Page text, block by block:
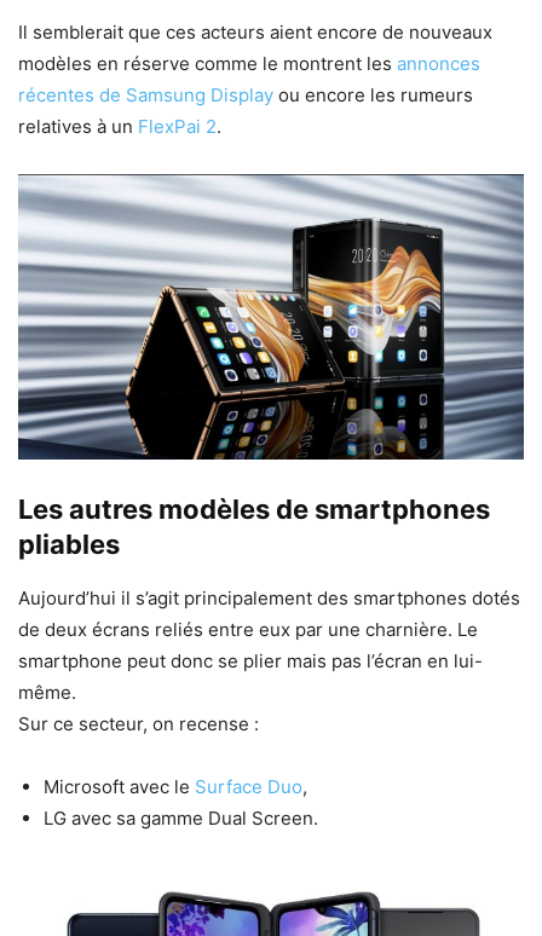
Il semblerait que ces acteurs aient encore de nouveaux
modèles en réserve comme le montrent les annonces
récentes de Samsung Display ou encore les rumeurs
relatives à un FlexPai 2.
Les autres modèles de smartphones
pliables
Aujourd’hui il s’agit principalement des smartphones dotés
de deux écrans reliés entre eux par une charnière. Le
smartphone peut donc se plier mais pas l’écran en lui-
même.
Sur ce secteur, on recense :
Microsoft avec le Surface Duo,
LG avec sa gamme Dual Screen.